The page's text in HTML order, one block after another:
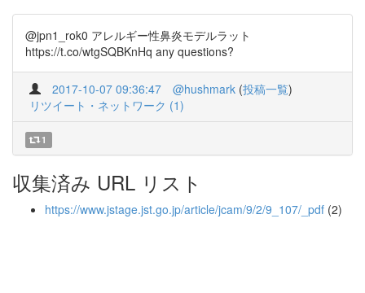
@jpn1_rok0 アレルギー性鼻炎モデルラット
https://t.co/wtgSQBKnHq any questions?
2017-10-07 09:36:47 @hushmark (投稿一覧)
リツイート・ネットワーク (1)
1
収集済み URL リスト
https://www.jstage.jst.go.jp/article/jcam/9/2/9_107/_pdf (2)